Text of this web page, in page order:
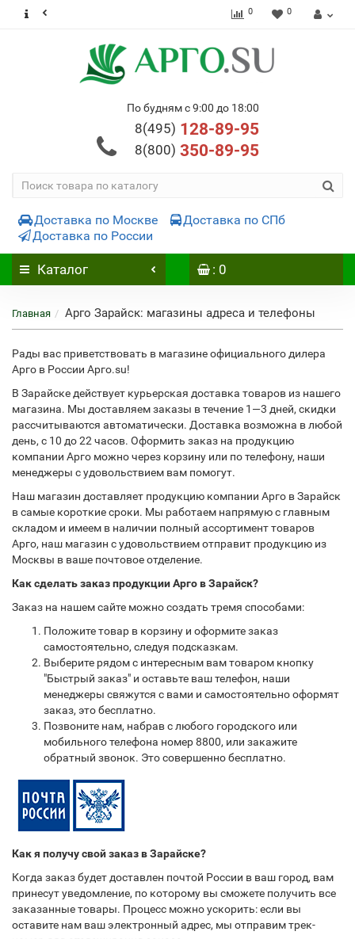
0 0
По будням с 9:00 до 18:00
8(495) 128-89-95
8(800) 350-89-95
Доставка по Москве
Доставка по СПб
Доставка по России
Каталог : 0
Главная Арго Зарайск: магазины адреса и телефоны
Рады вас приветствовать в магазине официального дилера
Арго в России Арго.su!
В Зарайске действует курьерская доставка товаров из нашего
магазина. Мы доставляем заказы в течение 1—3 дней, скидки
рассчитываются автоматически. Доставка возможна в любой
день, с 10 до 22 часов. Оформить заказ на продукцию
компании Арго можно через корзину или по телефону, наши
менеджеры с удовольствием вам помогут.
Наш магазин доставляет продукцию компании Арго в Зарайск
в самые короткие сроки. Мы работаем напрямую с главным
складом и имеем в наличии полный ассортимент товаров
Арго, наш магазин с удовольствием отправит продукцию из
Москвы в ваше почтовое отделение.
Как сделать заказ продукции Арго в Зарайск?
Заказ на нашем сайте можно создать тремя способами:
Положите товар в корзину и оформите заказ
самостоятельно, следуя подсказкам.
Выберите рядом с интересным вам товаром кнопку
"Быстрый заказ" и оставьте ваш телефон, наши
менеджеры свяжутся с вами и самостоятельно оформят
заказ, это бесплатно.
Позвоните нам, набрав с любого городского или
мобильного телефона номер 8800, или закажите
обратный звонок. Это совершенно бесплатно.
Как я получу свой заказ в Зарайске?
Когда заказ будет доставлен почтой России в ваш город, вам
принесут уведомление, по которому вы сможете получить все
заказанные товары. Процесс можно ускорить: если вы
оставите нам ваш электронный адрес, мы отправим трек-